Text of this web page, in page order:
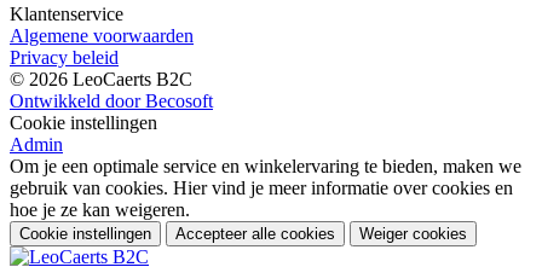
Klantenservice
Algemene voorwaarden
Privacy beleid
© 2026 LeoCaerts B2C
Ontwikkeld door Becosoft
Cookie instellingen
Admin
Om je een optimale service en winkelervaring te bieden, maken we
gebruik van cookies. Hier vind je meer informatie over cookies en
hoe je ze kan weigeren.
Cookie instellingen Accepteer alle cookies Weiger cookies